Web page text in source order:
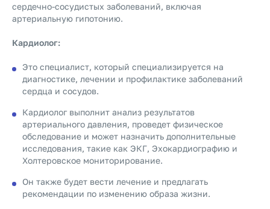
сердечно-сосудистых заболеваний, включая
артериальную гипотонию.
Кардиолог:
Это специалист, который специализируется на
диагностике, лечении и профилактике заболеваний
сердца и сосудов.
Кардиолог выполнит анализ результатов
артериального давления, проведет физическое
обследование и может назначить дополнительные
исследования, такие как ЭКГ, Эхокардиографию и
Холтеровское мониторирование.
Он также будет вести лечение и предлагать
рекомендации по изменению образа жизни.